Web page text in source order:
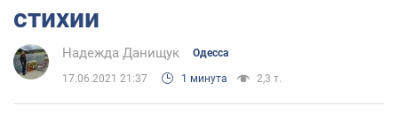
стихии
Надежда Данищук Одесса
17.06.2021 21:37 1 минута 2,3 т.